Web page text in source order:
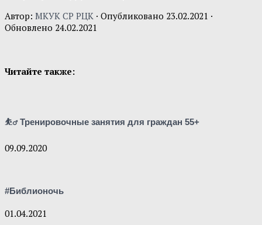
Автор: МКУК СР РЦК · Опубликовано 23.02.2021 ·
Обновлено 24.02.2021
Читайте также:
⛹‍♂ Тренировочные занятия для граждан 55+
09.09.2020
#Библионочь
01.04.2021